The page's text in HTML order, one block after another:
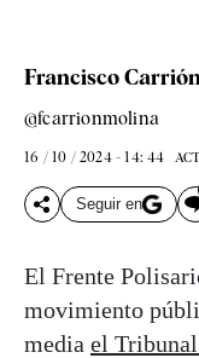
Francisco Carrión
@fcarrionmolina
16 / 10 / 2024 - 14: 44
Seguir en
El Frente
movimiento
media el